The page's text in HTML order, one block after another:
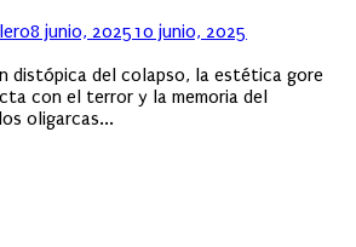
Posted
8 junio, 202510 junio, 2025
distópica del colapso, la estética gore
con el terror y la memoria del
oligarcas...